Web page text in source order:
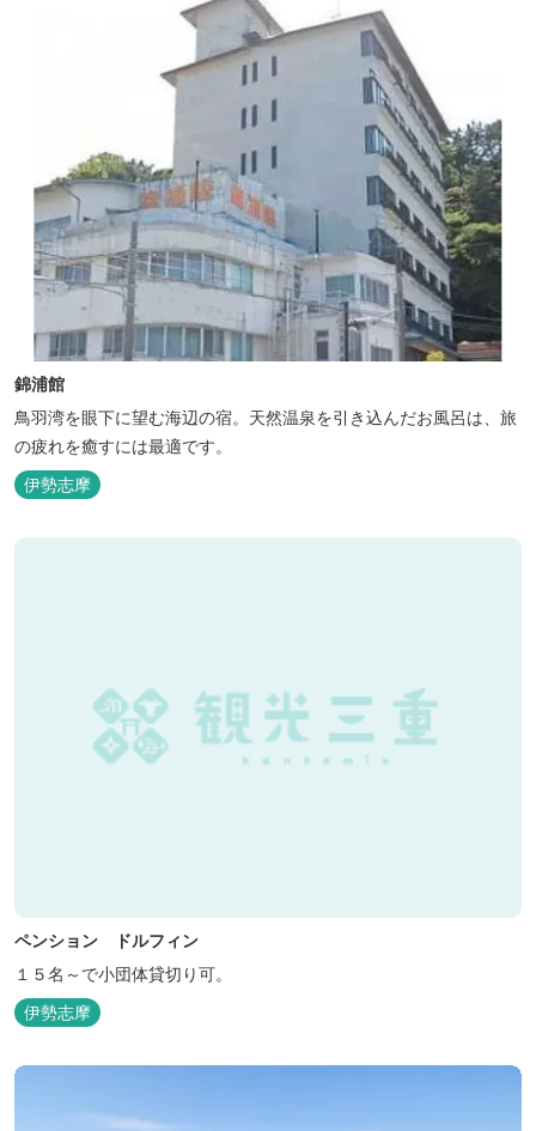
錦浦館
鳥羽湾を眼下に望む海辺の宿。天然温泉を引き込んだお風呂は、旅
の疲れを癒すには最適です。
伊勢志摩
ペンション ドルフィン
１５名～で小団体貸切り可。
伊勢志摩